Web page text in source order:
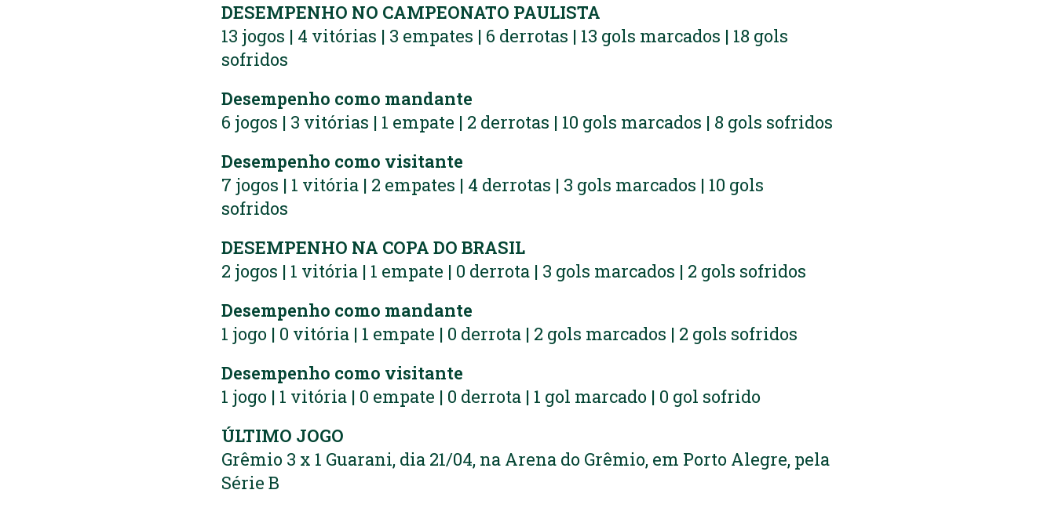
DESEMPENHO NO CAMPEONATO PAULISTA
13 jogos | 4 vitórias | 3 empates | 6 derrotas | 13 gols marcados | 18 gols
sofridos
Desempenho como mandante
6 jogos | 3 vitórias | 1 empate | 2 derrotas | 10 gols marcados | 8 gols sofridos
Desempenho como visitante
7 jogos | 1 vitória | 2 empates | 4 derrotas | 3 gols marcados | 10 gols
sofridos
DESEMPENHO NA COPA DO BRASIL
2 jogos | 1 vitória | 1 empate | 0 derrota | 3 gols marcados | 2 gols sofridos
Desempenho como mandante
1 jogo | 0 vitória | 1 empate | 0 derrota | 2 gols marcados | 2 gols sofridos
Desempenho como visitante
1 jogo | 1 vitória | 0 empate | 0 derrota | 1 gol marcado | 0 gol sofrido
ÚLTIMO JOGO
Grêmio 3 x 1 Guarani, dia 21/04, na Arena do Grêmio, em Porto Alegre, pela
Série B